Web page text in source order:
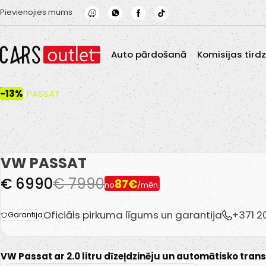
Skip to main content
Pievienojies mums
Auto pārdošanā Komisijas
-13%
VW PASSAT
no87€/mēn.
€ 7990
€ 6990
GarantijaOficiāls pirkuma līgums un garantija +371
VW Passat ar 2.0 litru dīzeļdzinēju un automātisko